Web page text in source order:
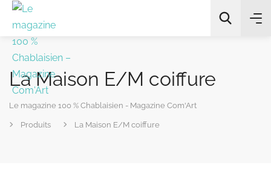
La Maison E/M coiffure
Le magazine 100 % Chablaisien - Magazine Com'Art
Produits La Maison E/M coiffure